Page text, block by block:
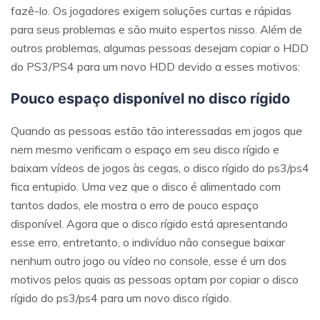
fazê-lo. Os jogadores exigem soluções curtas e rápidas
para seus problemas e são muito espertos nisso. Além de
outros problemas, algumas pessoas desejam copiar o HDD
do PS3/PS4 para um novo HDD devido a esses motivos:
Pouco espaço disponível no disco rígido
Quando as pessoas estão tão interessadas em jogos que
nem mesmo verificam o espaço em seu disco rígido e
baixam vídeos de jogos às cegas, o disco rígido do ps3/ps4
fica entupido. Uma vez que o disco é alimentado com
tantos dados, ele mostra o erro de pouco espaço
disponível. Agora que o disco rígido está apresentando
esse erro, entretanto, o indivíduo não consegue baixar
nenhum outro jogo ou vídeo no console, esse é um dos
motivos pelos quais as pessoas optam por copiar o disco
rígido do ps3/ps4 para um novo disco rígido.